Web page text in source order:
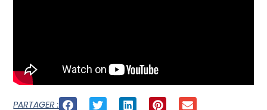
PARTAGER :